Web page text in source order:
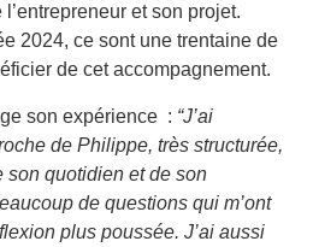
et son projet.
2024, ce sont une trentaine de
de cet accompagnement.
son expérience : “J’ai
de Philippe, très structurée,
son quotidien et de son
de questions qui m’ont
plus poussée. J’ai aussi